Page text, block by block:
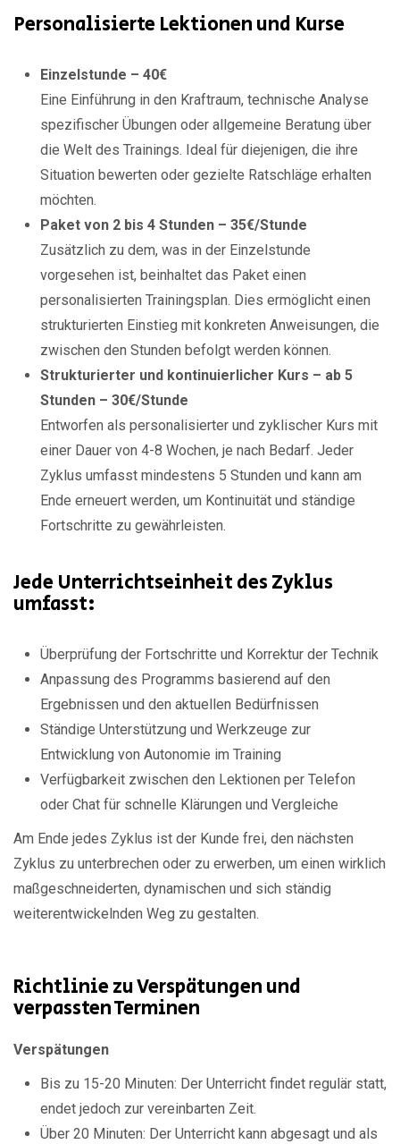
Personalisierte Lektionen und Kurse
Einzelstunde – 40€
Eine Einführung in den Kraftraum, technische Analyse
spezifischer Übungen oder allgemeine Beratung über
die Welt des Trainings. Ideal für diejenigen, die ihre
Situation bewerten oder gezielte Ratschläge erhalten
möchten.
Paket von 2 bis 4 Stunden – 35€/Stunde
Zusätzlich zu dem, was in der Einzelstunde
vorgesehen ist, beinhaltet das Paket einen
personalisierten Trainingsplan. Dies ermöglicht einen
strukturierten Einstieg mit konkreten Anweisungen, die
zwischen den Stunden befolgt werden können.
Strukturierter und kontinuierlicher Kurs – ab 5
Stunden – 30€/Stunde
Entworfen als personalisierter und zyklischer Kurs mit
einer Dauer von 4-8 Wochen, je nach Bedarf. Jeder
Zyklus umfasst mindestens 5 Stunden und kann am
Ende erneuert werden, um Kontinuität und ständige
Fortschritte zu gewährleisten.
Jede Unterrichtseinheit des Zyklus
umfasst:
Überprüfung der Fortschritte und Korrektur der Technik
Anpassung des Programms basierend auf den
Ergebnissen und den aktuellen Bedürfnissen
Ständige Unterstützung und Werkzeuge zur
Entwicklung von Autonomie im Training
Verfügbarkeit zwischen den Lektionen per Telefon
oder Chat für schnelle Klärungen und Vergleiche
Am Ende jedes Zyklus ist der Kunde frei, den nächsten
Zyklus zu unterbrechen oder zu erwerben, um einen wirklich
maßgeschneiderten, dynamischen und sich ständig
weiterentwickelnden Weg zu gestalten.
Richtlinie zu Verspätungen und
verpassten Terminen
Verspätungen
Bis zu 15-20 Minuten: Der Unterricht findet regulär statt,
endet jedoch zur vereinbarten Zeit.
Über 20 Minuten: Der Unterricht kann abgesagt und als